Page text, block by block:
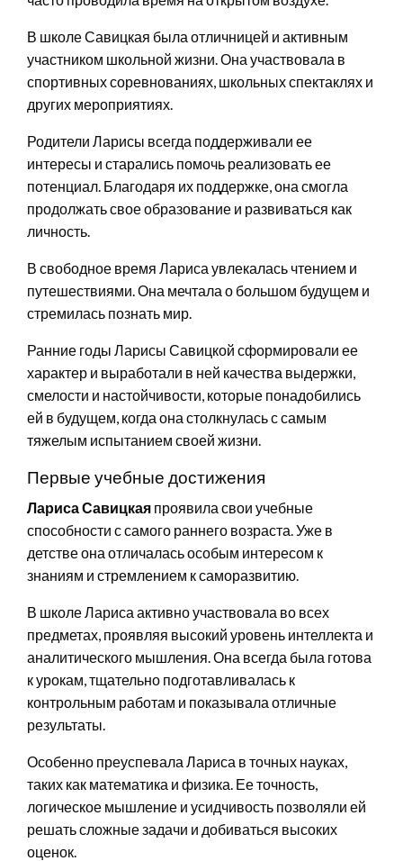
В школе Савицкая была отличницей и активным
участником школьной жизни. Она участвовала в
спортивных соревнованиях, школьных спектаклях и
других мероприятиях.
Родители Ларисы всегда поддерживали ее
интересы и старались помочь реализовать ее
потенциал. Благодаря их поддержке, она смогла
продолжать свое образование и развиваться как
личность.
В свободное время Лариса увлекалась чтением и
путешествиями. Она мечтала о большом будущем и
стремилась познать мир.
Ранние годы Ларисы Савицкой сформировали ее
характер и выработали в ней качества выдержки,
смелости и настойчивости, которые понадобились
ей в будущем, когда она столкнулась с самым
тяжелым испытанием своей жизни.
Первые учебные достижения
Лариса Савицкая проявила свои учебные
способности с самого раннего возраста. Уже в
детстве она отличалась особым интересом к
знаниям и стремлением к саморазвитию.
В школе Лариса активно участвовала во всех
предметах, проявляя высокий уровень интеллекта и
аналитического мышления. Она всегда была готова
к урокам, тщательно подготавливалась к
контрольным работам и показывала отличные
результаты.
Особенно преуспевала Лариса в точных науках,
таких как математика и физика. Ее точность,
логическое мышление и усидчивость позволяли ей
решать сложные задачи и добиваться высоких
оценок.